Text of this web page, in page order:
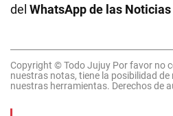
del WhatsApp de las Noticias
Copyright © Todo Jujuy Por favor no
nuestras notas, tiene la posibilidad
nuestras herramientas. Derechos de